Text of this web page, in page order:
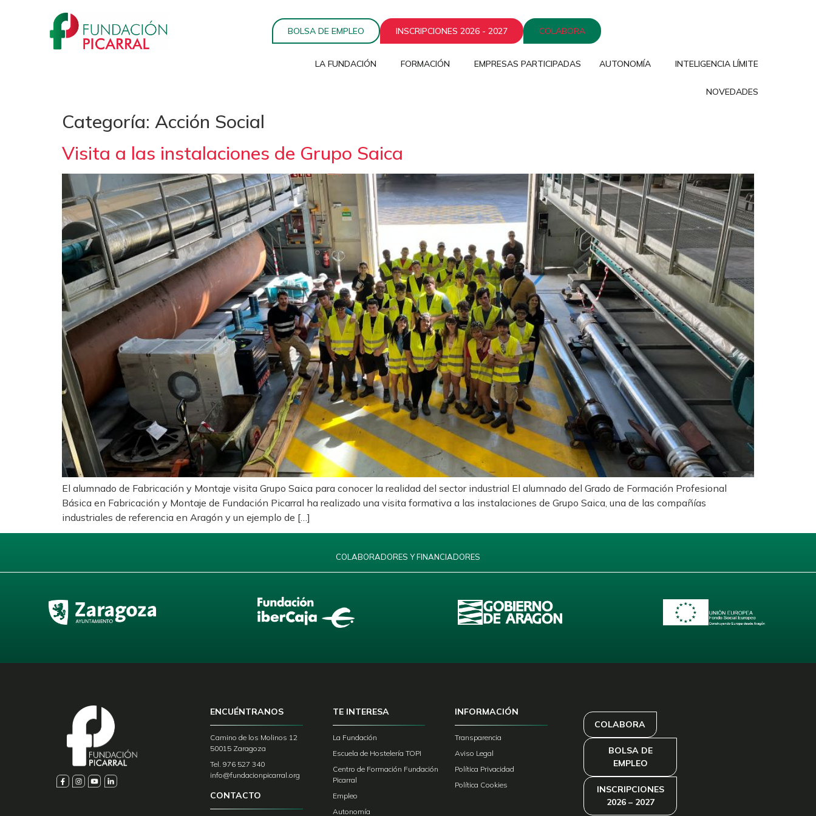
BOLSA DE EMPLEO INSCRIPCIONES 2026 - 2027 COLABORA
LA FUNDACIÓN FORMACIÓN EMPRESAS PARTICIPADAS AUTONOMÍA INTELIGENCIA LÍMITE
NOVEDADES
Categoría: Acción Social
Visita a las instalaciones de Grupo Saica
El alumnado de Fabricación y Montaje visita Grupo Saica para conocer la realidad del sector industrial El alumnado del Grado de Formación Profesional
Básica en Fabricación y Montaje de Fundación Picarral ha realizado una visita formativa a las instalaciones de Grupo Saica, una de las compañías
industriales de referencia en Aragón y un ejemplo de […]
COLABORADORES Y FINANCIADORES
ENCUÉNTRANOS
Camino de los Molinos 12
50015 Zaragoza
Tel. 976 527 340
info@fundacionpicarral.org
CONTACTO
TE INTERESA
La Fundación
Escuela de Hostelería TOPI
Centro de Formación Fundación
Picarral
Empleo
Autonomía
INFORMACIÓN
Transparencia
Aviso Legal
Política Privacidad
Política Cookies
COLABORA
BOLSA DE
EMPLEO
INSCRIPCIONES
2026 – 2027